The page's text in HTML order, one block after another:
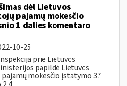
dėl Lietuvos
pajamų mokesčio
1 dalies komentaro
10-25
prie Lietuvos
papildė Lietuvos
mokesčio įstatymo 37